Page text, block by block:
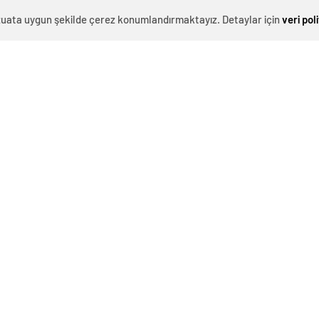
uygun şekilde çerez konumlandırmaktayız. Detaylar için veri